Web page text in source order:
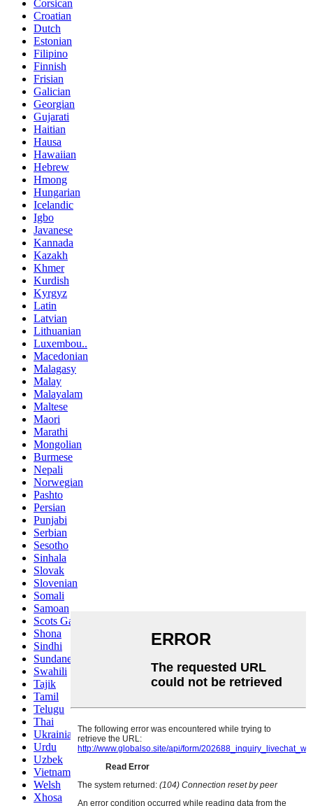
Corsican
Croatian
Dutch
Estonian
Filipino
Finnish
Frisian
Galician
Georgian
Gujarati
Haitian
Hausa
Hawaiian
Hebrew
Hmong
Hungarian
Icelandic
Igbo
Javanese
Kannada
Kazakh
Khmer
Kurdish
Kyrgyz
Latin
Latvian
Lithuanian
Luxembou..
Macedonian
Malagasy
Malay
Malayalam
Maltese
Maori
Marathi
Mongolian
Burmese
Nepali
Norwegian
Pashto
Persian
Punjabi
Serbian
Sesotho
Sinhala
Slovak
Slovenian
Somali
Samoan
Scots Gaelic
Shona
Sindhi
Sundanese
Swahili
Tajik
Tamil
Telugu
Thai
Ukrainian
Urdu
Uzbek
Vietnamese
Welsh
Xhosa